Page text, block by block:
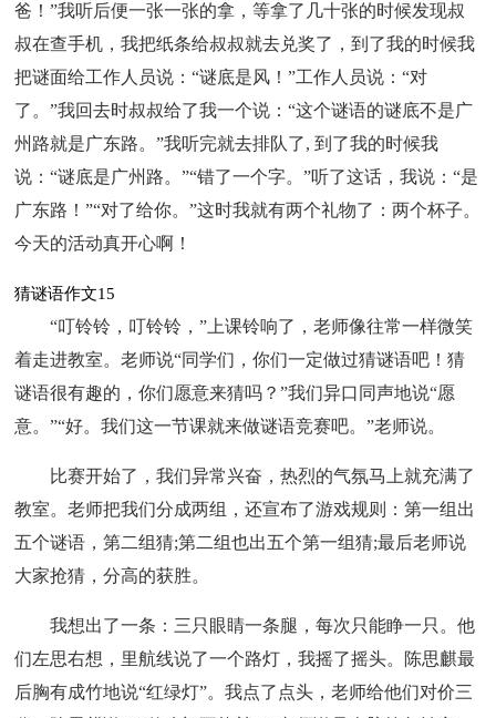
爸！”我听后便一张一张的拿，等拿了几十张的时候发现叔
叔在查手机，我把纸条给叔叔就去兑奖了，到了我的时候我
把谜面给工作人员说：“谜底是风！”工作人员说：“对
了。”我回去时叔叔给了我一个说：“这个谜语的谜底不是广
州路就是广东路。”我听完就去排队了, 到了我的时候我
说：“谜底是广州路。”“错了一个字。”听了这话，我说：“是
广东路！”“对了给你。”这时我就有两个礼物了：两个杯子。
今天的活动真开心啊！
猜谜语作文15
“叮铃铃，叮铃铃，”上课铃响了，老师像往常一样微笑
着走进教室。老师说“同学们，你们一定做过猜谜语吧！猜
谜语很有趣的，你们愿意来猜吗？”我们异口同声地说“愿
意。”“好。我们这一节课就来做谜语竞赛吧。”老师说。
比赛开始了，我们异常兴奋，热烈的气氛马上就充满了
教室。老师把我们分成两组，还宣布了游戏规则：第一组出
五个谜语，第二组猜;第二组也出五个第一组猜;最后老师说
大家抢猜，分高的获胜。
我想出了一条：三只眼睛一条腿，每次只能睁一只。他
们左思右想，里航线说了一个路灯，我摇了摇头。陈思麒最
后胸有成竹地说“红绿灯”。我点了点头，老师给他们对价三